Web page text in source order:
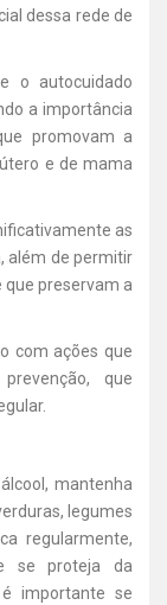
dessa rede de
o autocuidado
a importância
promovam a
e de mama
as
além de permitir
que preservam a
com ações que
que
mantenha
legumes
regularmente,
se proteja da
importante se